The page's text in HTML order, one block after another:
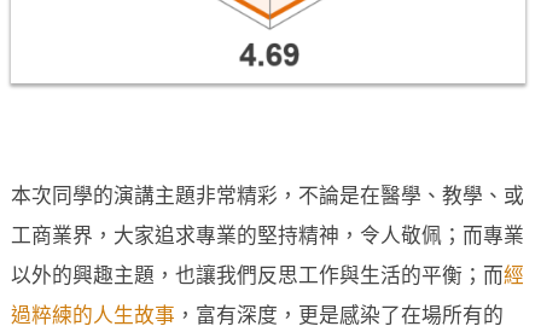
本次同學的演講主題非常精彩，不論是在醫學、教學、或
工商業界，大家追求專業的堅持精神，令人敬佩；而專業
以外的興趣主題，也讓我們反思工作與生活的平衡；而經
過粹練的人生故事 ，富有深度，更是感染了在場所有的